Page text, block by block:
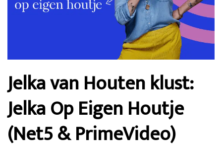
Jelka van Houten klust:
Jelka Op Eigen Houtje
(Net5 & PrimeVideo)